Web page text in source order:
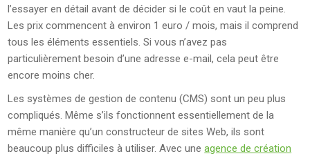
l’essayer en détail avant de décider si le coût en vaut la peine.
Les prix commencent à environ 1 euro / mois, mais il comprend
tous les éléments essentiels. Si vous n’avez pas
particulièrement besoin d’une adresse e-mail, cela peut être
encore moins cher.
Les systèmes de gestion de contenu (CMS) sont un peu plus
compliqués. Même s’ils fonctionnent essentiellement de la
même manière qu’un constructeur de sites Web, ils sont
beaucoup plus difficiles à utiliser. Avec uneagence de création